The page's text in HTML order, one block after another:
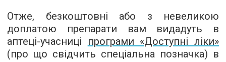
Отже, безкоштовні або з невеликою
доплатою препарати вам видадуть в
аптеці-учасниці програми «Доступні ліки»
(про що свідчить спеціальна позначка) в